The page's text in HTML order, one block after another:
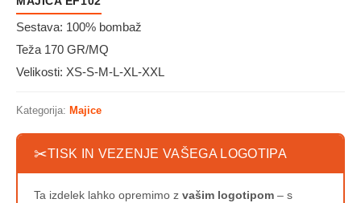
Sestava: 100% bombaž
Teža 170 GR/MQ
Velikosti: XS-S-M-L-XL-XXL
Kategorija: Majice
✂TISK IN VEZENJE VAŠEGA LOGOTIPA
Ta izdelek lahko opremimo z vašim logotipom – s